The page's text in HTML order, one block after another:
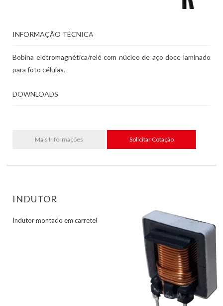
INFORMAÇÃO TÉCNICA
Bobina eletromagnética/relé com núcleo de aço doce laminado
para foto células.
DOWNLOADS
Mais Informações Solicitar Cotação
INDUTOR
Indutor montado em carretel